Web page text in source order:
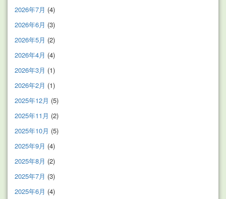
2026年7月 (4)
2026年6月 (3)
2026年5月 (2)
2026年4月 (4)
2026年3月 (1)
2026年2月 (1)
2025年12月 (5)
2025年11月 (2)
2025年10月 (5)
2025年9月 (4)
2025年8月 (2)
2025年7月 (3)
2025年6月 (4)